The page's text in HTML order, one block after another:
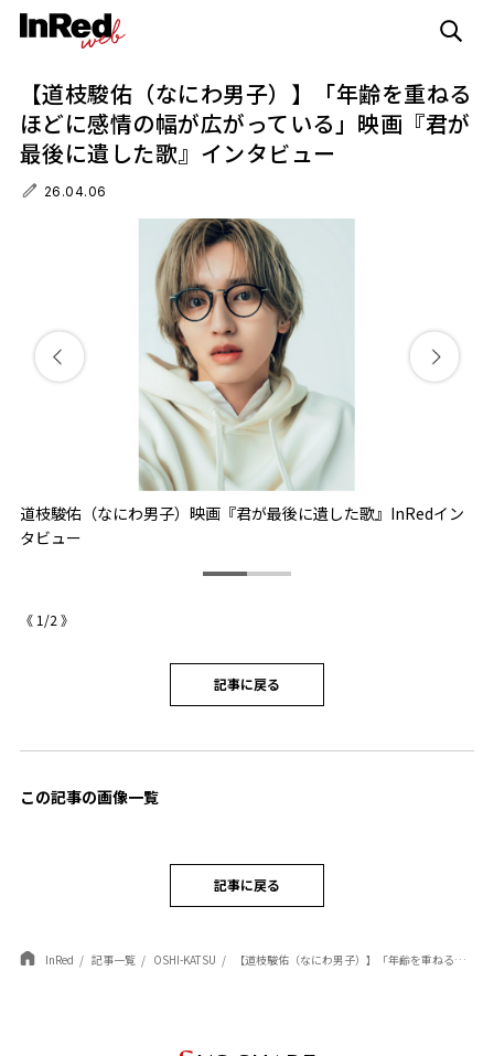
【道枝駿佑（なにわ男子）】「年齢を重ねる
ほどに感情の幅が広がっている」映画『君が
最後に遺した歌』インタビュー
26.04.06
道枝駿佑（なにわ男子）映画『君が最後に遺した歌』InRedイン
タビュー
《 1 /2 》
記事に戻る
この記事の画像一覧
記事に戻る
InRed 記事一覧 OSHI-KATSU 【道枝駿佑（なにわ男子）】「年齢を重ねるほどに感情の幅が広がっている」映画『君が最後に遺した歌』インタビュー